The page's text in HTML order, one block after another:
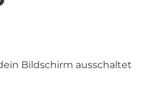
Bildschirm ausschaltet